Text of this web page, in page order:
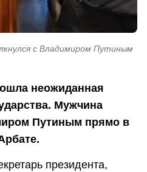
с Владимиром Путиным
неожиданная
Мужчина
Путиным прямо в
президента,